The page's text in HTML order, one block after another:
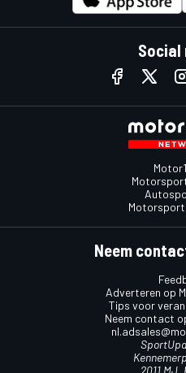
Social
Neem
Adverteren op
Tips voor
Neem contact
2011 MJ,